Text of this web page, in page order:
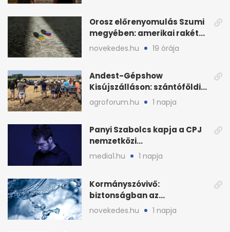
Orosz előrenyomulás Szumi
megyében: amerikai rakéták
is zsákmányként
novekedes.hu 19 órája
Andest-Gépshow
Kisújszálláson: szántóföldi
bemutató 2026. augusztus
12-én
agroforum.hu 1 napja
Panyi Szabolcs kapja a CPJ
nemzetközi
sajtószabadság-díját
media1.hu 1 napja
Kormányszóvivő:
biztonságban az
ivóvízkészlet, nincs
stratégiai vízhiány
novekedes.hu 1 napja